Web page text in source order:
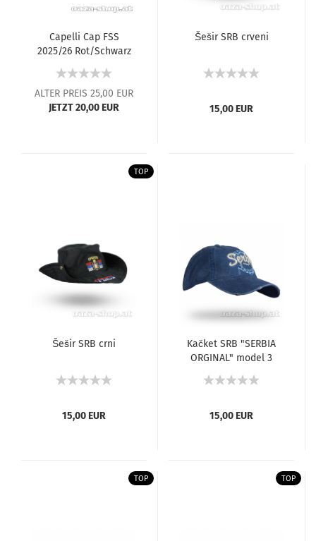
Capelli Cap FSS
2025/26 Rot/Schwarz
ALTER PREIS 25,00 EUR
JETZT 20,00 EUR
Šešir SRB crveni
15,00 EUR
TOP
Šešir SRB crni
15,00 EUR
Kačket SRB "SERBIA
ORGINAL" model 3
15,00 EUR
TOP TOP